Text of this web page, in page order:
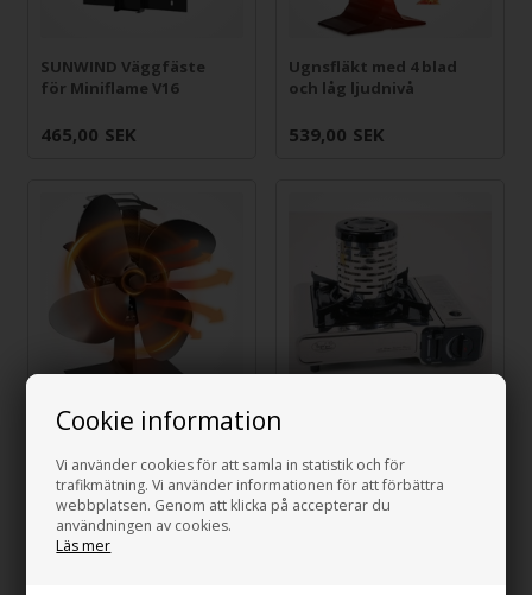
Cookie information
Vi använder cookies för att samla in statistik och för
trafikmätning. Vi använder informationen för att förbättra
webbplatsen. Genom att klicka på accepterar du
användningen av cookies.
Läs mer
SUNWIND Väggfäste
för Miniflame V16
465,00 SEK
Ugnsfläkt med 4 blad
och låg ljudnivå
539,00 SEK
Ugnsfläkt med hög
termoskydd
495,00 SEK 465,00 SEK